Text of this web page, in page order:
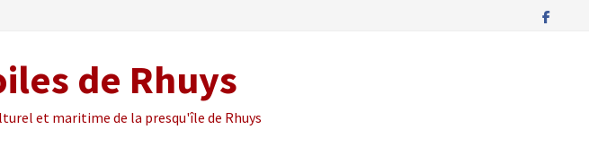
de Rhuys
et maritime de la presqu'île de Rhuys